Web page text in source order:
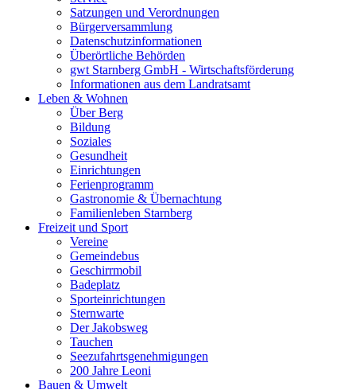
Satzungen und Verordnungen
Bürgerversammlung
Datenschutzinformationen
Überörtliche Behörden
gwt Starnberg GmbH - Wirtschaftsförderung
Informationen aus dem Landratsamt
Leben & Wohnen
Über Berg
Bildung
Soziales
Gesundheit
Einrichtungen
Ferienprogramm
Gastronomie & Übernachtung
Familienleben Starnberg
Freizeit und Sport
Vereine
Gemeindebus
Geschirrmobil
Badeplatz
Sporteinrichtungen
Sternwarte
Der Jakobsweg
Tauchen
Seezufahrtsgenehmigungen
200 Jahre Leoni
Bauen & Umwelt